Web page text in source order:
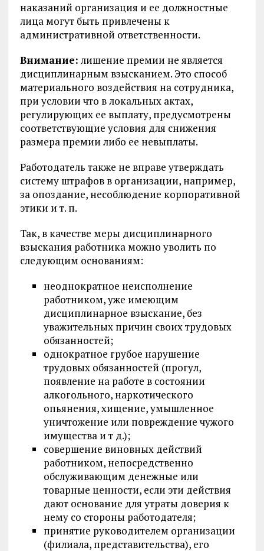
наказаний организация и ее должностные
лица могут быть привлечены к
административной ответственности.
Внимание: лишение премии не является
дисциплинарным взысканием. Это способ
материального воздействия на сотрудника,
при условии что в локальных актах,
регулирующих ее выплату, предусмотрены
соответствующие условия для снижения
размера премии либо ее невыплаты.
Работодатель также не вправе утверждать
систему штрафов в организации, например,
за опоздание, несоблюдение корпоративной
этики и т. п.
Так, в качестве меры дисциплинарного
взыскания работника можно уволить по
следующим основаниям:
неоднократное неисполнение
работником, уже имеющим
дисциплинарное взыскание, без
уважительных причин своих трудовых
обязанностей;
однократное грубое нарушение
трудовых обязанностей (прогул,
появление на работе в состоянии
алкогольного, наркотического
опьянения, хищение, умышленное
уничтожение или повреждение чужого
имущества и т д.);
совершение виновных действий
работником, непосредственно
обслуживающим денежные или
товарные ценности, если эти действия
дают основание для утраты доверия к
нему со стороны работодателя;
принятие руководителем организации
(филиала, представительства), его